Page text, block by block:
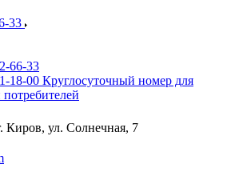
33
66-33
18-00 Круглосуточный номер для
Киров, ул. Солнечная, 7